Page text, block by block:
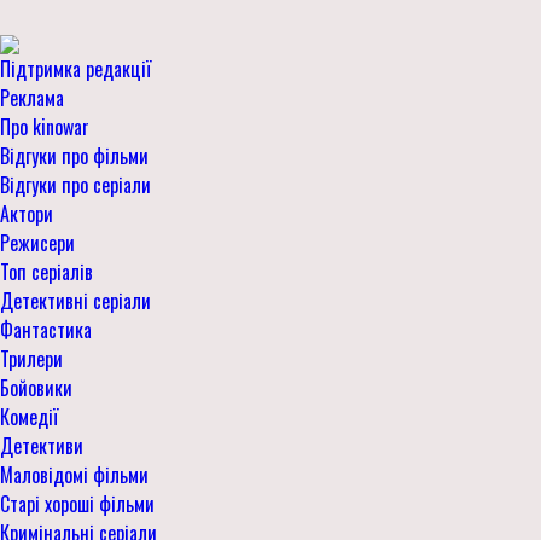
Підтримка редакції
Реклама
Про kinowar
Відгуки про фільми
Відгуки про серіали
Актори
Режисери
Топ серіалів
Детективні серіали
Фантастика
Трилери
Бойовики
Комедії
Детективи
Маловідомі фільми
Старі хороші фільми
Кримінальні серіали